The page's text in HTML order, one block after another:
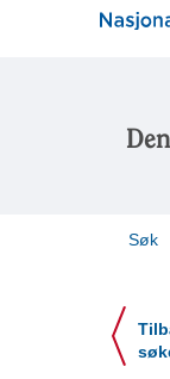
Søk